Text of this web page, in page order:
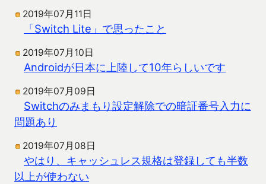
2019年07月11日
「Switch Lite」で思ったこと
2019年07月10日
Androidが日本に上陸して10年らしいです
2019年07月09日
Switchのみまもり設定解除での暗証番号入力に
問題あり
2019年07月08日
やはり、キャッシュレス規格は登録しても半数
以上が使わない